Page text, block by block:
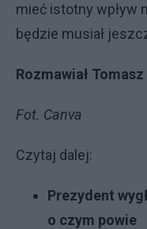
mieć istotny wpływ
będzie musiał
Rozmawiał Tomasz
Fot. Canva
Czytaj dalej:
Prezydent
o czym powie